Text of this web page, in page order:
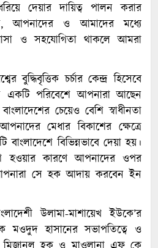
দেয়ার দায়িত্ব পালন করার
আপনাদের ও আমাদের মধ্যে
ও সহযোগিতা থাকলে আমরা
বুদ্ধিবৃত্তিক চর্চার কেন্দ্র হিসেবে
একটি পরিবেশে আপনারা আছেন
চেয়েও বেশি স্বাধীনতা
মেধার বিকাশের ক্ষেত্রে
বিভিন্নভাবে দেয়া হয়।
হওয়ার কারণে আপনাদের ওপর
সে হক আদায় করবেন ইন
উলামা-মাশায়েখ ইউকে’র
মওদুদ হাসানের সভাপতিত্বে ও